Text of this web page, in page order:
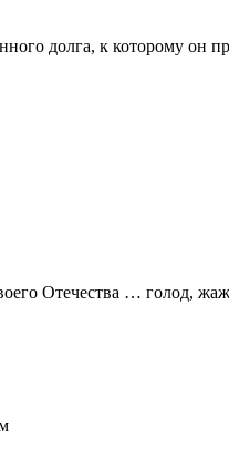
долга, к которому он
Отечества … голод,